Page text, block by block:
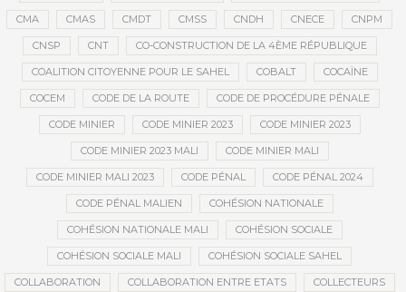
CMA CMAS CMDT CMSS CNDH CNECE CNPM
CNSP CNT CO-CONSTRUCTION DE LA 4ÈME RÉPUBLIQUE
COALITION CITOYENNE POUR LE SAHEL COBALT COCAÏNE
COCEM CODE DE LA ROUTE CODE DE PROCÉDURE PÉNALE
CODE MINIER CODE MINIER 2023 CODE MINIER 2023
CODE MINIER 2023 MALI CODE MINIER MALI
CODE MINIER MALI 2023 CODE PÉNAL CODE PÉNAL 2024
CODE PÉNAL MALIEN COHÉSION NATIONALE
COHÉSION NATIONALE MALI COHÉSION SOCIALE
COHÉSION SOCIALE MALI COHÉSION SOCIALE SAHEL
COLLABORATION COLLABORATION ENTRE ETATS COLLECTEURS